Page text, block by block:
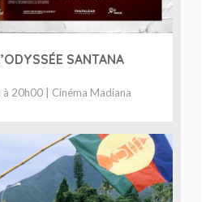
SANTANA
20h00 | Cinéma Madiana